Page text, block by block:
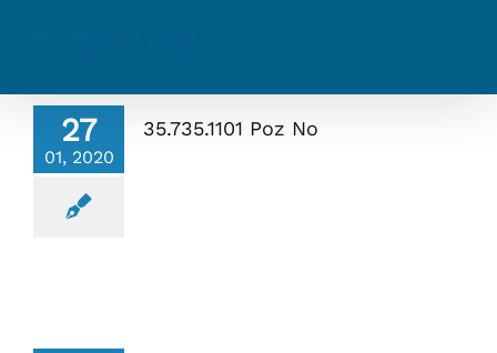
27
01, 2020
35.735.1101 Poz No